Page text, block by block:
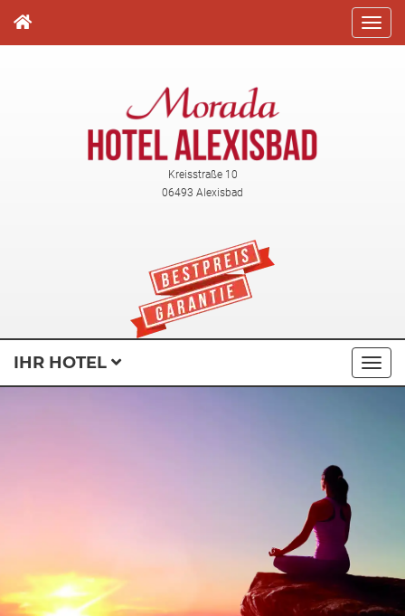
zum
Inhalt
Kreisstraße 10
06493 Alexisbad
IHR HOTEL